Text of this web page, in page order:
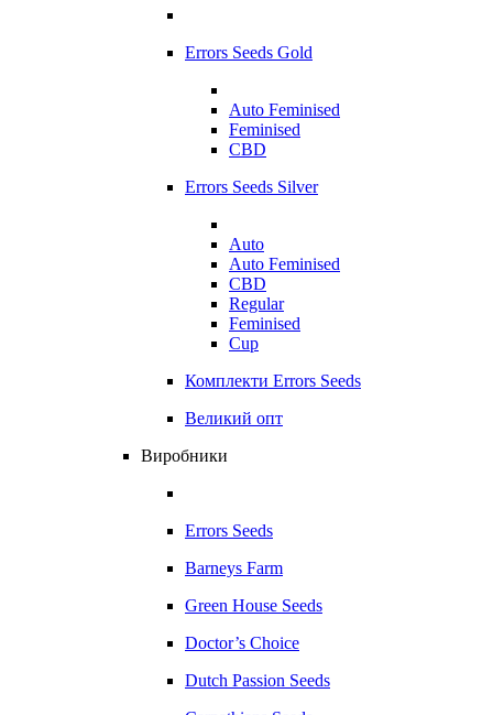
Errors Seeds Gold
Auto Feminised
Feminised
CBD
Errors Seeds Silver
Auto
Auto Feminised
CBD
Regular
Feminised
Cup
Комплекти Errors Seeds
Великий опт
Виробники
Errors Seeds
Barneys Farm
Green House Seeds
Doctor’s Choice
Dutch Passion Seeds